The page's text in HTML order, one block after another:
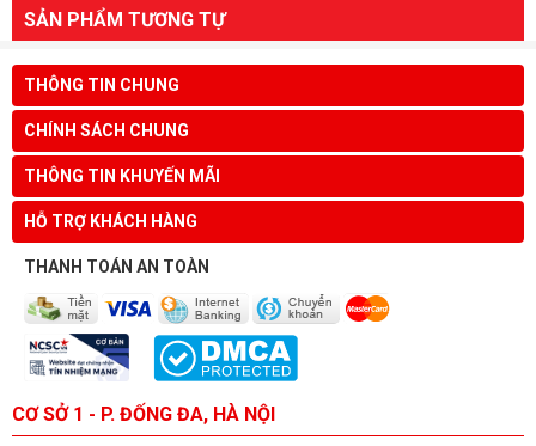
SẢN PHẨM TƯƠNG TỰ
THÔNG TIN CHUNG
CHÍNH SÁCH CHUNG
THÔNG TIN KHUYẾN MÃI
HỖ TRỢ KHÁCH HÀNG
THANH TOÁN AN TOÀN
CƠ SỞ 1 - P. ĐỐNG ĐA, HÀ NỘI